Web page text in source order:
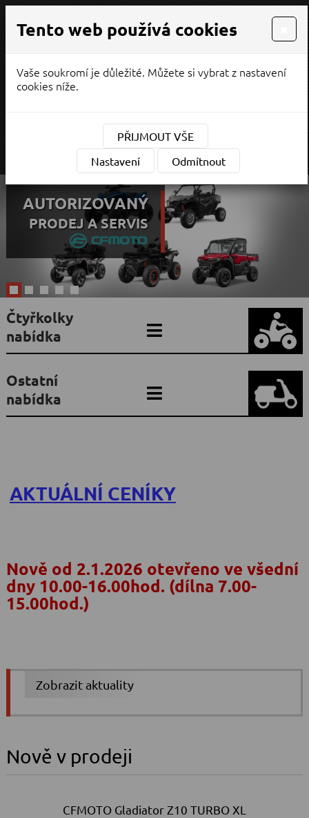
PRODEJ / SERVIS
Měna:(CZK)
MENU
AUTORIZOVANÝ
PRODEJ A SERVIS
AUTORIZOVANÝ
PRODEJ A SERVIS
AUTORIZOVANÝ
PRODEJ A SERVIS MOTOCYKLŮ
VÝHRADNÍ DOVOZCE
PRODEJ A SERVIS
PRODEJNA BRUNKA U
HUMPOLECE
PRODEJNA BYŠICE U
MĚLNÍKA
Čtyřkolky
nabídka
Ostatní
nabídka
AKTUÁLNÍ CENÍKY
Nově od 2.1.2026 otevřeno ve všední
dny 10.00-16.00hod. (dílna 7.00-
15.00hod.)
Zobrazit aktuality
Nově v prodeji
CFMOTO Gladiator Z10 TURBO XL
Tento web používá cookies
Vaše soukromí je důležité. Můžete si vybrat z nastavení
cookies níže.
PŘIJMOUT VŠE
Nastavení
Odmítnout